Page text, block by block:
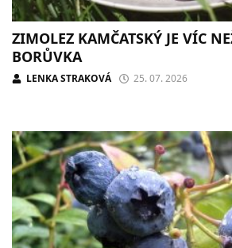
ZIMOLEZ KAMČATSKÝ JE VÍC
BORŮVKA
LENKA STRAKOVÁ 25. 07. 2026